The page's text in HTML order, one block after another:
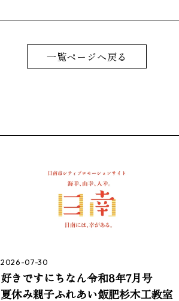
一覧ページへ戻る
2026-07-30
好きですにちなん令和8年7月号
夏休み親子ふれあい飯肥杉木工教室